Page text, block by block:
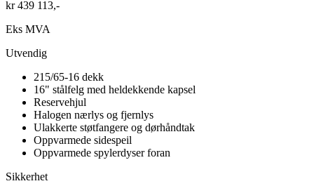
kr 439 113,-
Eks MVA
Utvendig
215/65-16 dekk
16" stålfelg med heldekkende kapsel
Reservehjul
Halogen nærlys og fjernlys
Ulakkerte støtfangere og dørhåndtak
Oppvarmede sidespeil
Oppvarmede spylerdyser foran
Sikkerhet